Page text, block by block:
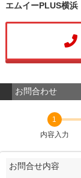
エムイーPLUS横浜
お問合わせ
1
内容入力
お問合せ内容